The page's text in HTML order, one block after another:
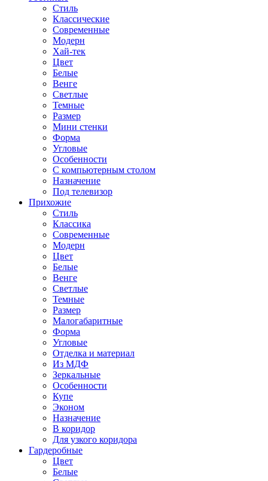
Стиль
Классические
Современные
Модерн
Хай-тек
Цвет
Белые
Венге
Светлые
Темные
Размер
Мини стенки
Форма
Угловые
Особенности
С компьютерным столом
Назначение
Под телевизор
Прихожие
Стиль
Классика
Современные
Модерн
Цвет
Белые
Венге
Светлые
Темные
Размер
Малогабаритные
Форма
Угловые
Отделка и материал
Из МДФ
Зеркальные
Особенности
Купе
Эконом
Назначение
В коридор
Для узкого коридора
Гардеробные
Цвет
Белые